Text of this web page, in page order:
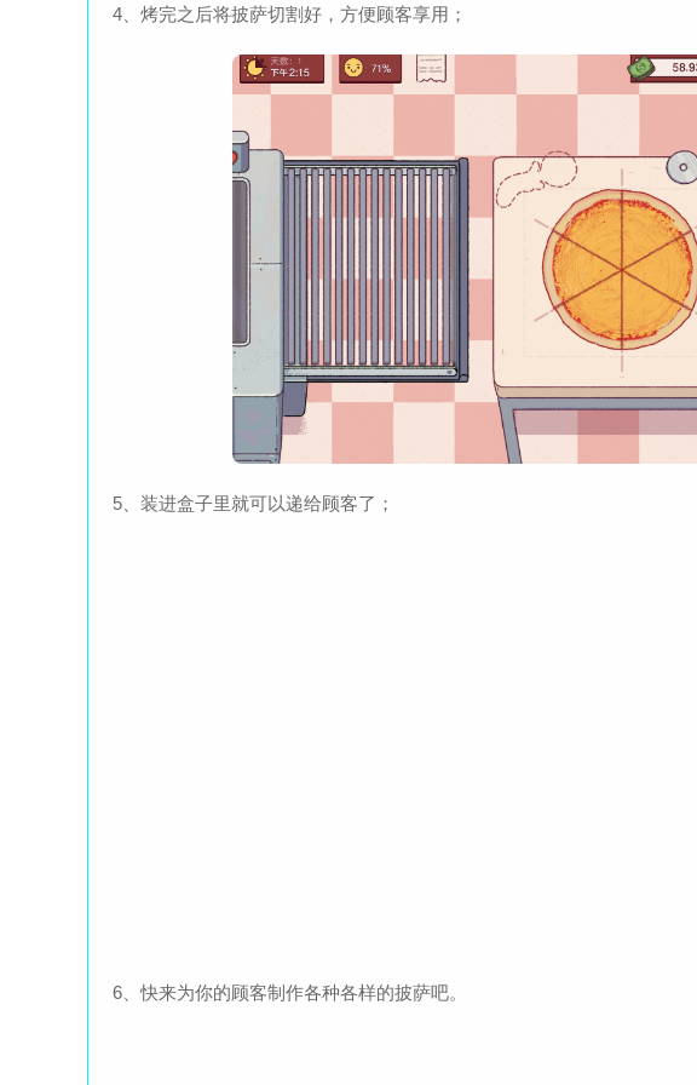
4、烤完之后将披萨切割好，方便顾客享用；
5、装进盒子里就可以递给顾客了；
6、快来为你的顾客制作各种各样的披萨吧。